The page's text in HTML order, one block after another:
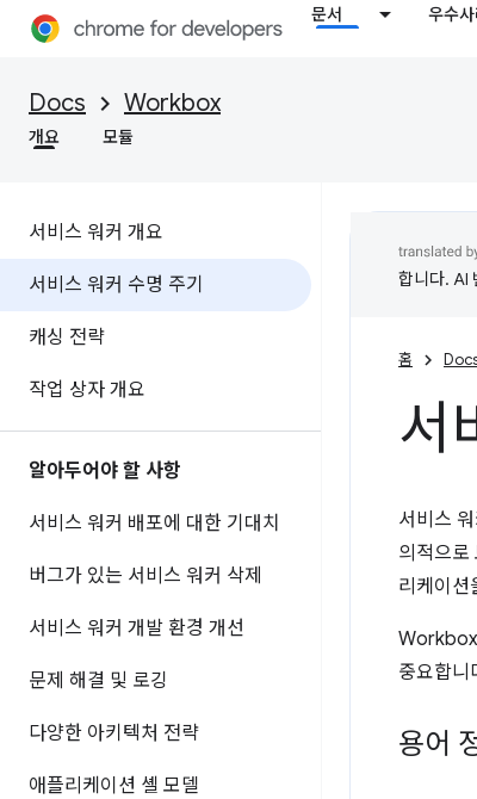
문서 우수사
Docs Workbox
개요 모듈
서비스 워커 개요
서비스 워커 수명 주기
캐싱 전략
작업 상자 개요
알아두어야 할 사항
서비스 워커 배포에 대한 기대치
버그가 있는 서비스 워커 삭제
서비스 워커 개발 환경 개선
문제 해결 및 로깅
다양한 아키텍처 전략
애플리케이션 셸 모델
합니다. AI
홈
서
서비스
의적으로
리케이션
Workbox
중요합니
용어